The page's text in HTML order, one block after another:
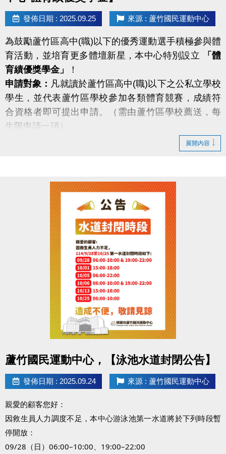
發佈日期 : 2025.09.25 來源 : 蘆竹國民運動中心
為鼓勵蘆竹區高中(職)以下的優秀運動選手積極參與體
育活動，並培育更多體壇新星，本中心特別設立 「體
育績優獎學金」
！
申請對象： 凡就讀於蘆竹區高中(職)以下之公私立學校
學生，並代表蘆竹區學校參加各類體育競賽，成績符
合資格者即可提出申請。（需由蘆竹區學校薦送，每
生限申請一項）
自 113/8/1 至 114/7/31 間，代表國家或桃
園市參加國際性及全國性運動賽事，表現優異的同學
包含：奧運、亞運、全國運動會、全中運、大專盃、
全國性單項賽事等。（詳細規範請掃QR碼看申請辦
即日起接受申請！ 歡迎各校推薦優秀選手，共同為蘆
竹區體壇注入更多能量~
申請辦法：
https://drive.google.com/drive/folders/
usp=drive_link
展開內容
蘆竹國民運動中心，【泳池水道封閉公告】
發佈日期 : 2025.09.24 來源 : 蘆竹國民運動中心
親愛的顧客您好：
因救生員人力調度不足，本中心游泳池第一水道將於下列時段暫
停開放：
09/28（日）06:00–10:00、19:00–22:00